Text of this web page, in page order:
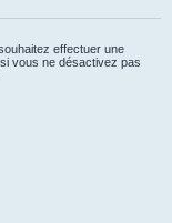
effectuer une
vous ne désactivez pas